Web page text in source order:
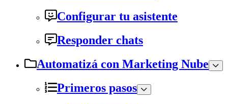
Configurar tu asistente
Responder chats
Automatizá con Marketing Nube
Primeros pasos